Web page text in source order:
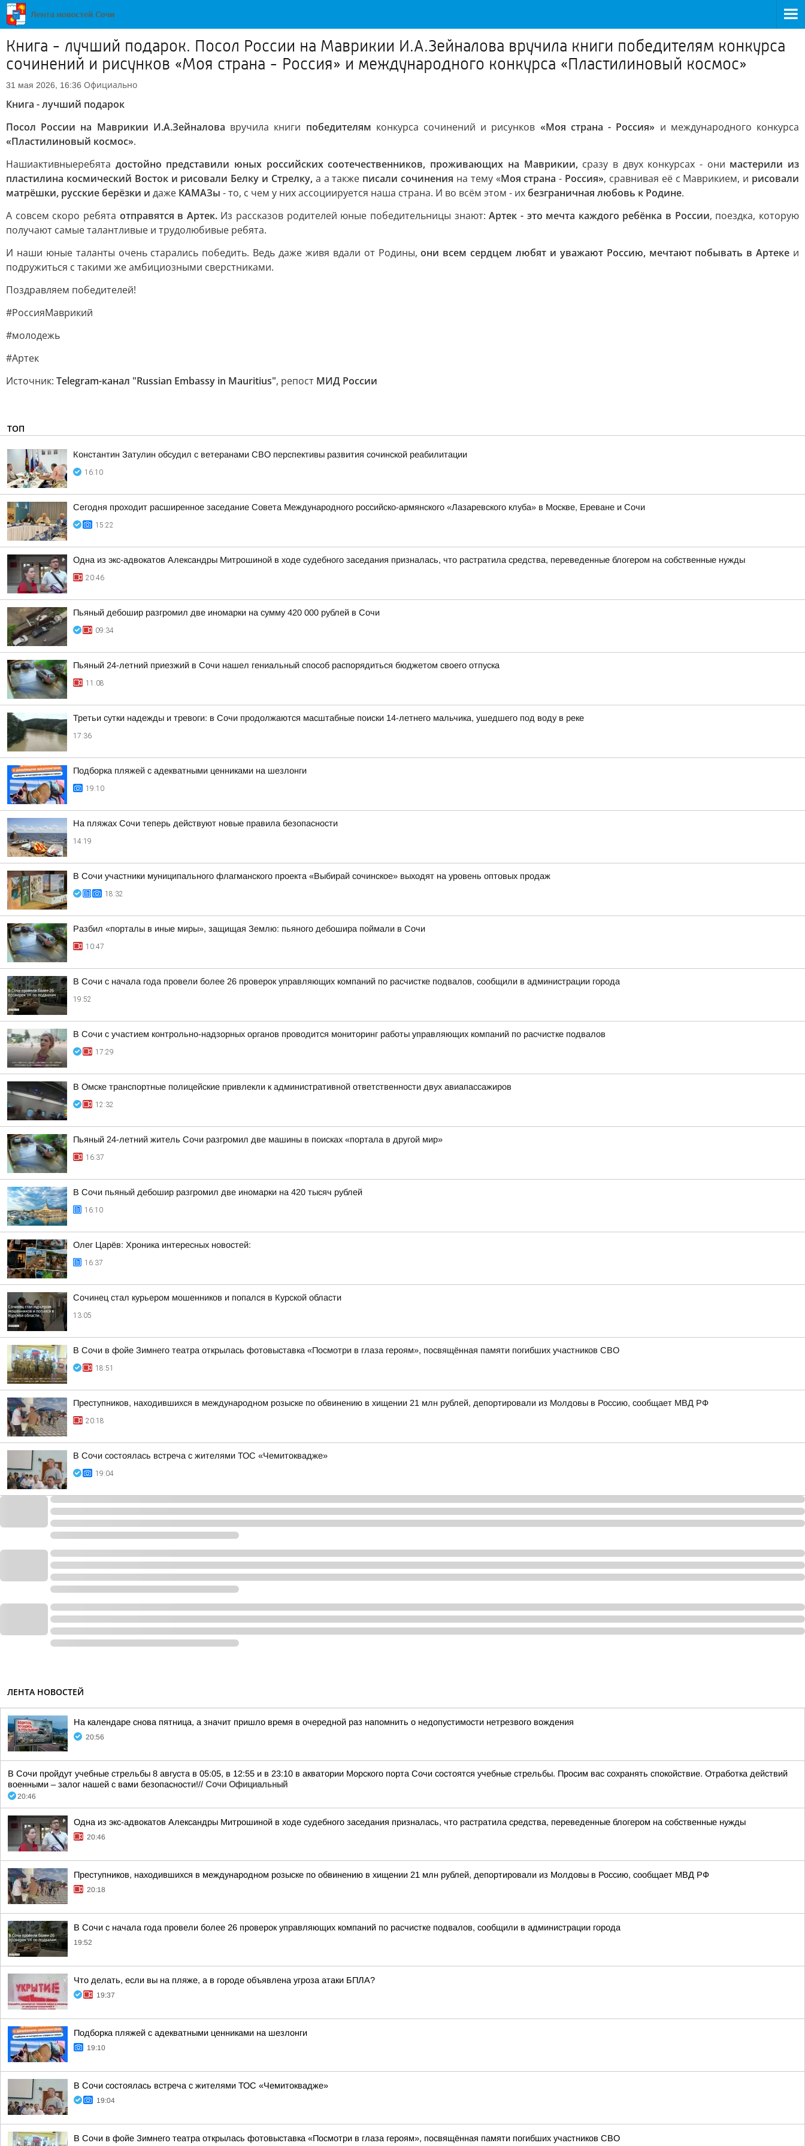
Книга - лучший подарок. Посол России на Маврикии И.А.Зейналова вручила книги победителям конкурса
сочинений и рисунков «Моя страна - Россия» и международного конкурса «Пластилиновый космос»
31 мая 2026, 16:36 Официально
Книга - лучший подарок
Посол России на Маврикии И.А.Зейналова вручила книги победителям конкурса сочинений и рисунков «Моя страна - Россия» и международного конкурса
«Пластилиновый космос».
Нашиактивныеребята достойно представили юных российских соотечественников, проживающих на Маврикии,сразу в двух конкурсах - они мастерили из
пластилина космический Восток и рисовали Белку и Стрелку,а а также писали сочинения на тему «Моя страна - Россия», сравнивая её с Маврикием, и рисовали
матрёшки, русские берёзки и даже КАМАЗы - то, с чем у них ассоциируется наша страна. И во всём этом - ихбезграничная любовь к Родине.
А совсем скоро ребята отправятся в Артек. Из рассказов родителей юные победительницы знают:Артек - это мечта каждого ребёнка в России, поездка, которую
получают самые талантливые и трудолюбивые ребята.
И наши юные таланты очень старались победить. Ведь даже живя вдали от Родины,они всем сердцем любят и уважают Россию, мечтают побывать в Артеке и
подружиться с такими же амбициозными сверстниками.
Поздравляем победителей!
#РоссияМаврикий
#молодежь
#Артек
Источник: Telegram-канал "Russian Embassy in Mauritius", репост МИД России
ТОП
Константин Затулин обсудил с ветеранами СВО перспективы развития сочинской реабилитации
16:10
Сегодня проходит расширенное заседание Совета Международного российско-армянского «Лазаревского клуба» в Москве, Ереване и Сочи
15:22
Одна из экс-адвокатов Александры Митрошиной в ходе судебного заседания призналась, что растратила средства, переведенные блогером на собственные нужды
20:46
Пьяный дебошир разгромил две иномарки на сумму 420 000 рублей в Сочи
09:34
Пьяный 24-летний приезжий в Сочи нашел гениальный способ распорядиться бюджетом своего отпуска
11:08
Третьи сутки надежды и тревоги: в Сочи продолжаются масштабные поиски 14-летнего мальчика, ушедшего под воду в реке
17:36
Подборка пляжей с адекватными ценниками на шезлонги
19:10
На пляжах Сочи теперь действуют новые правила безопасности
14:19
В Сочи участники муниципального флагманского проекта «Выбирай сочинское» выходят на уровень оптовых продаж
18:32
Разбил «порталы в иные миры», защищая Землю: пьяного дебошира поймали в Сочи
10:47
В Сочи с начала года провели более 26 проверок управляющих компаний по расчистке подвалов, сообщили в администрации города
19:52
В Сочи с участием контрольно-надзорных органов проводится мониторинг работы управляющих компаний по расчистке подвалов
17:29
В Омске транспортные полицейские привлекли к административной ответственности двух авиапассажиров
12:32
Пьяный 24-летний житель Сочи разгромил две машины в поисках «портала в другой мир»
16:37
В Сочи пьяный дебошир разгромил две иномарки на 420 тысяч рублей
16:10
Олег Царёв: Хроника интересных новостей:
16:37
Сочинец стал курьером мошенников и попался в Курской области
13:05
В Сочи в фойе Зимнего театра открылась фотовыставка «Посмотри в глаза героям», посвящённая памяти погибших участников СВО
18:51
Преступников, находившихся в международном розыске по обвинению в хищении 21 млн рублей, депортировали из Молдовы в Россию, сообщает МВД РФ
20:18
В Сочи состоялась встреча с жителями ТОС «Чемитоквадже»
19:04
ЛЕНТА НОВОСТЕЙ
На календаре снова пятница, а значит пришло время в очередной раз напомнить о недопустимости нетрезвого вождения
20:56
В Сочи пройдут учебные стрельбы 8 августа в 05:05, в 12:55 и в 23:10 в акватории Морского порта Сочи состоятся учебные стрельбы. Просим вас сохранять спокойствие. Отработка действий
военными – залог нашей с вами безопасности!// Сочи Официальный
20:46
Одна из экс-адвокатов Александры Митрошиной в ходе судебного заседания призналась, что растратила средства, переведенные блогером на собственные нужды
20:46
Преступников, находившихся в международном розыске по обвинению в хищении 21 млн рублей, депортировали из Молдовы в Россию, сообщает МВД РФ
20:18
В Сочи с начала года провели более 26 проверок управляющих компаний по расчистке подвалов, сообщили в администрации города
19:52
Что делать, если вы на пляже, а в городе объявлена угроза атаки БПЛА?
19:37
Подборка пляжей с адекватными ценниками на шезлонги
19:10
В Сочи состоялась встреча с жителями ТОС «Чемитоквадже»
19:04
В Сочи в фойе Зимнего театра открылась фотовыставка «Посмотри в глаза героям», посвящённая памяти погибших участников СВО